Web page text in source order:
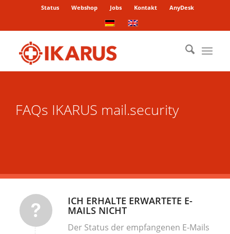
Status Webshop Jobs Kontakt AnyDesk
FAQs IKARUS mail.security
ICH ERHALTE ERWARTETE E-
MAILS NICHT
Der Status der empfangenen E-Mails